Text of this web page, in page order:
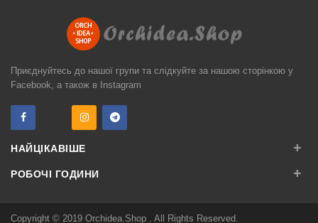
Приєднуйтесь до нашої групи та слідкуйте за нашою сторінкою у
Facebook, а також в Instagram
НАЙЦІКАВІШЕ +
РОБОЧІ ГОДИНИ +
Copyright © 2019 Orchidea.Shop . All Rights Reserved.